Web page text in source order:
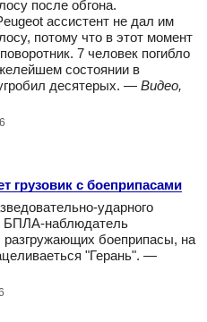
после обгона.
ассистент не дал им
потому что в этот момент
7 человек погибло
состоянии в
десятерых. — Видео,
грузовик с боеприпасами
ударного
БПЛА-наблюдатель
разгружающих боеприпасы, на
"Герань". —